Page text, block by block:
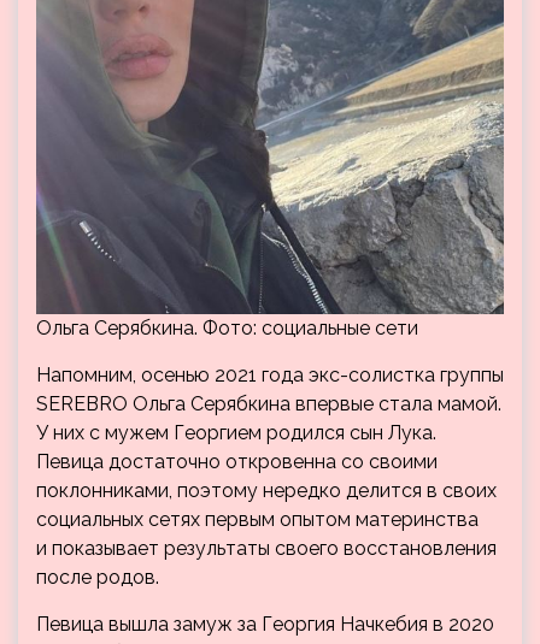
Ольга Серябкина. Фото: социальные сети
Напомним, осенью 2021 года экс-солистка группы
SEREBRO Ольга Серябкина впервые стала мамой.
У них с мужем Георгием родился сын Лука.
Певица достаточно откровенна со своими
поклонниками, поэтому нередко делится в своих
социальных сетях первым опытом материнства
и показывает результаты своего восстановления
после родов.
Певица вышла замуж за Георгия Начкебия в 2020